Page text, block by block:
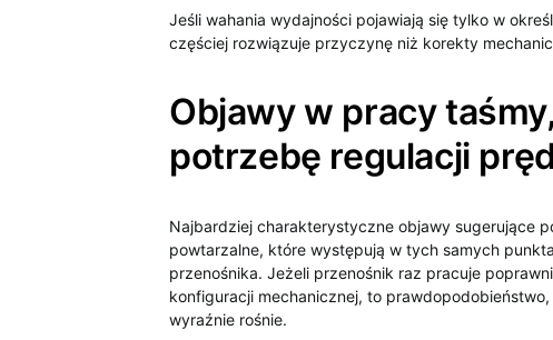
Jeśli wahania wydajności pojawiają się tylko w
częściej rozwiązuje przyczynę niż korekty
Objawy w pracy
potrzebę regulacji
Najbardziej charakterystyczne objawy sugerujące
powtarzalne, które występują w tych samych
przenośnika. Jeżeli przenośnik raz pracuje
konfiguracji mechanicznej, to
wyraźnie rośnie.